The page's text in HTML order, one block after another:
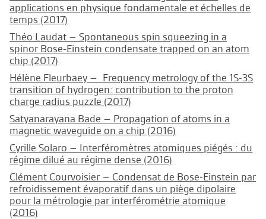
applications en physique fondamentale et échelles de
temps (2017)
Théo Laudat – Spontaneous spin squeezing in a
spinor Bose-Einstein condensate trapped on an atom
chip (2017)
Hélène Fleurbaey – Frequency metrology of the 1S-3S
transition of hydrogen: contribution to the proton
charge radius puzzle (2017)
Satyanarayana Bade – Propagation of atoms in a
magnetic waveguide on a chip (2016)
Cyrille Solaro – Interféromètres atomiques piégés : du
régime dilué au régime dense (2016)
Clément Courvoisier – Condensat de Bose-Einstein par
refroidissement évaporatif dans un piège dipolaire
pour la métrologie par interférométrie atomique
(2016)